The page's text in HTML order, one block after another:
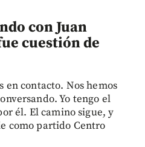
con Juan
cuestión de
en contacto. Nos hemos
Yo tengo el
él. El camino sigue, y
como partido Centro